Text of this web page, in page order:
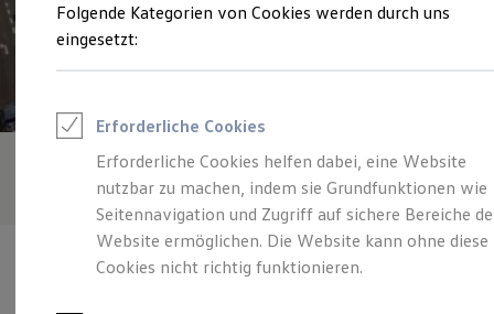
Gewerbliche Personenbeförderung
Service & mobile Werkstätten
Kühlfahrzeuge
ONE Business ID Vorteile
Fahrzeugsuche & Marktplatz
Fahrzeugsuche
Fahrzeuge online kaufen
Digitaler Marktplatz
Kauf & Finanzierung
Online-Fahrzeugbewertung
Aktionen & Angebote
Folgende Kategorien von Cookies werden durch uns
eingesetzt:
Erforderliche Cookies
Erforderliche Cookies helfen dabei, eine Website
nutzbar zu machen, indem sie Grundfunktionen wie
Seitennavigation und Zugriff auf sichere Bereiche
Website ermöglichen. Die Website kann ohne diese
Cookies nicht richtig funktionieren.